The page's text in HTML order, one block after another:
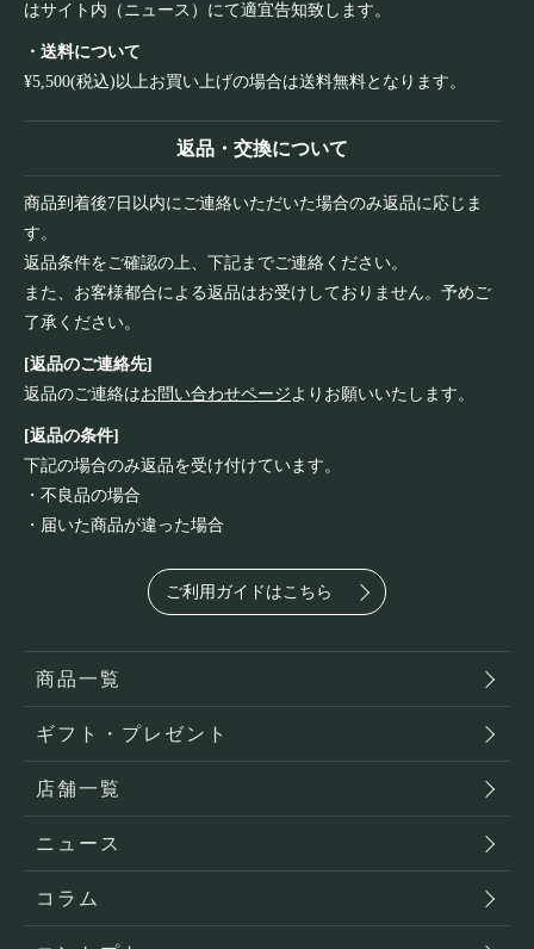
はサイト内（ニュース）にて適宜告知致します。
・送料について
¥5,500(税込)以上お買い上げの場合は送料無料となります。
返品・交換について
商品到着後7日以内にご連絡いただいた場合のみ返品に応じま
す。
返品条件をご確認の上、下記までご連絡ください。
また、お客様都合による返品はお受けしておりません。予めご
了承ください。
[返品のご連絡先]
返品のご連絡はお問い合わせページよりお願いいたします。
[返品の条件]
下記の場合のみ返品を受け付けています。
・不良品の場合
・届いた商品が違った場合
ご利用ガイドはこちら
商品一覧
ギフト・プレゼント
店舗一覧
ニュース
コラム